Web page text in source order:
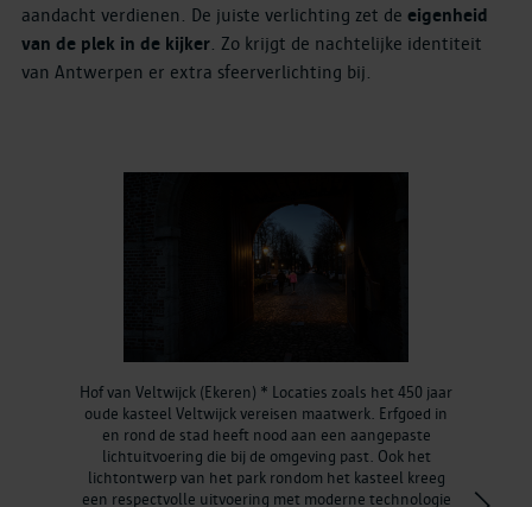
aandacht verdienen. De juiste verlichting zet de eigenheid
van de plek in de kijker. Zo krijgt de nachtelijke identiteit
van Antwerpen er extra sfeerverlichting bij.
Hof van Veltwijck (Ekeren) * Locaties zoals het 450 jaar
oude kasteel Veltwijck vereisen maatwerk. Erfgoed in
en rond de stad heeft nood aan een aangepaste
lichtuitvoering die bij de omgeving past. Ook het
lichtontwerp van het park rondom het kasteel kreeg
een respectvolle uitvoering met moderne technologie